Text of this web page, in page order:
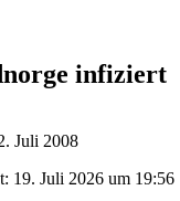
infiziert
Juli 2008
19. Juli 2026 um 19:56